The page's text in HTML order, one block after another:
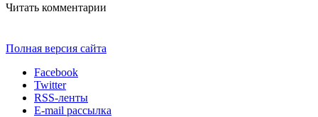
Читать комментарии
Полная версия сайта
Facebook
Twitter
RSS-ленты
E-mail рассылка